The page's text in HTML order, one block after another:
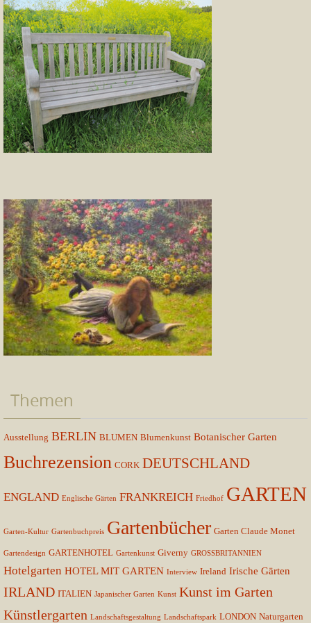
Themen
Ausstellung BERLIN BLUMEN Blumenkunst Botanischer Garten
Buchrezension CORK DEUTSCHLAND
ENGLAND Englische Gärten FRANKREICH Friedhof GARTEN
Garten-Kultur Gartenbuchpreis Gartenbücher Garten Claude Monet
Gartendesign GARTENHOTEL Gartenkunst Giverny GROSSBRITANNIEN
Hotelgarten HOTEL MIT GARTEN Interview Ireland Irische Gärten
IRLAND ITALIEN Japanischer Garten Kunst Kunst im Garten
Künstlergarten Landschaftsgestaltung Landschaftspark LONDON Naturgarten